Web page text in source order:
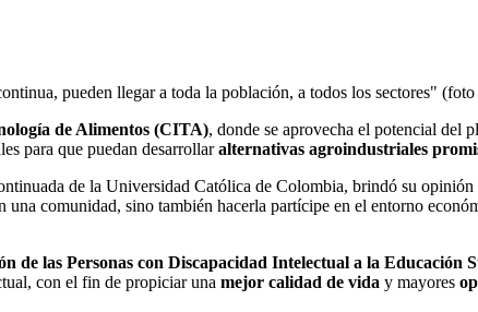
pueden llegar a toda la población, a todos los sectores"
de Alimentos (CITA), donde se aprovecha el potencial del
para que puedan desarrollaralternativas agroindustriales
de la Universidad Católica de Colombia, brindó su
comunidad, sino también hacerla partícipe en el entorno
de las Personas con Discapacidad Intelectual a la Educación
con el fin de propiciar una mejor calidad de vida y mayores